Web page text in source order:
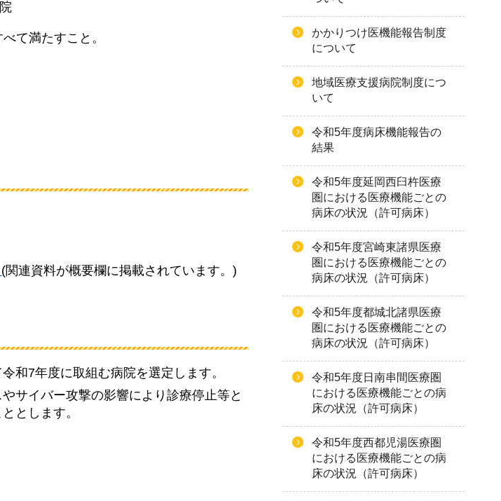
て満たすこと。
(関連資料が概要欄に掲載されています。)
和7年度に取組む病院を選定します。
サイバー攻撃の影響により診療停止等と
とします。
かかりつけ医機能報告制度
について
地域医療支援病院制度につ
いて
令和5年度病床機能報告の
結果
令和5年度延岡西臼杵医療
圏における医療機能ごとの
病床の状況（許可病床）
令和5年度宮崎東諸県医療
圏における医療機能ごとの
病床の状況（許可病床）
令和5年度都城北諸県医療
圏における医療機能ごとの
病床の状況（許可病床）
令和5年度日南串間医療圏
における医療機能ごとの病
床の状況（許可病床）
令和5年度西都児湯医療圏
における医療機能ごとの病
床の状況（許可病床）